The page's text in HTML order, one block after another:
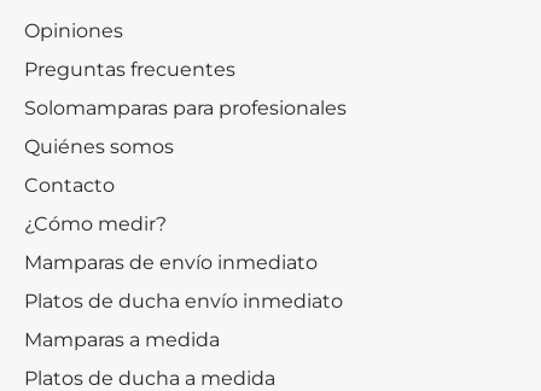
Opiniones
Preguntas frecuentes
Solomamparas para profesionales
Quiénes somos
Contacto
¿Cómo medir?
Mamparas de envío inmediato
Platos de ducha envío inmediato
Mamparas a medida
Platos de ducha a medida